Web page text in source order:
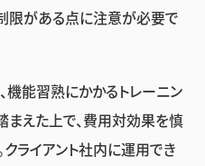
限がある点に注意が必要で
能習熟にかかるトレーニン
まえた上で、費用対効果を慎
ライアント社内に運用でき